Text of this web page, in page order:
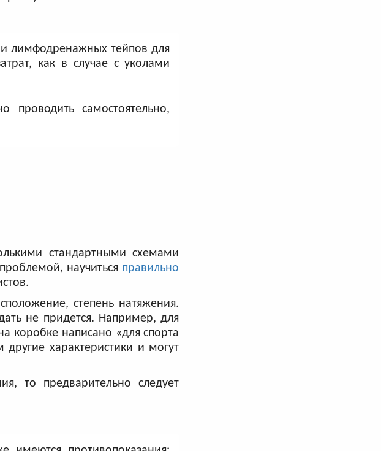
лимфодренажных тейпов для
как в случае с уколами
самостоятельно,
стандартными схемами
научиться правильно
степень натяжения.
не придется. Например, для
коробке написано «для спорта
характеристики и могут
то предварительно следует